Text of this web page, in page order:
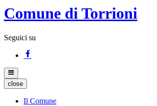
Comune di Torrioni
Seguici su
close
Il Comune